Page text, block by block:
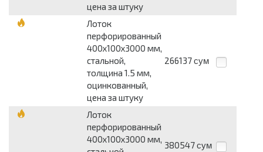
цена за штуку
Лоток
перфорированный
400х100х3000 мм,
стальной,
толщина 1.5 мм,
оцинкованный,
цена за штуку
266137 сум
Лоток
перфорированный
400х100х3000 мм,
380547 сум